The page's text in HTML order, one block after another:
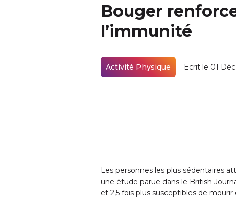
Bouger
l’immunité
Activité Physique Ecrit le 01 Déc
Les personnes les plus sédentaires
une étude parue dans le British
et 2,5 fois plus susceptibles de